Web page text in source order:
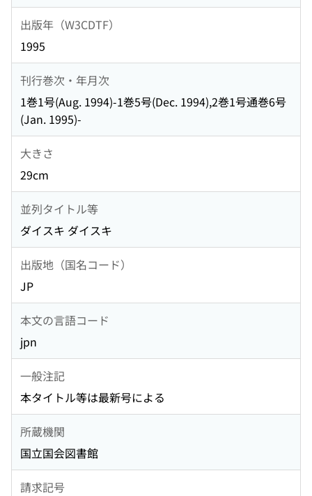
出版年（W3CDTF）
1995
刊行巻次・年月次
1巻1号(Aug. 1994)-1巻5号(Dec. 1994),2巻1号通巻6号
(Jan. 1995)-
大きさ
29cm
並列タイトル等
ダイスキ ダイスキ
出版地（国名コード）
JP
本文の言語コード
jpn
一般注記
本タイトル等は最新号による
所蔵機関
国立国会図書館
請求記号